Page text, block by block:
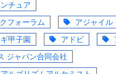
チュア
フォーラム
アジャイル
甲子園 アドビ
ジャパン合同会社